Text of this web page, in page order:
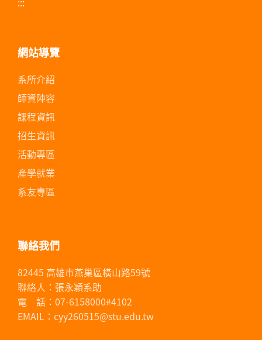
網站導覽
系所介紹
師資陣容
課程資訊
招生資訊
活動專區
產學就業
系友專區
聯絡我們
82445 高雄市燕巢區橫山路59號
聯絡人：張永穎系助
電 話：07-6158000#4102
EMAIL：cyy260515@stu.edu.tw